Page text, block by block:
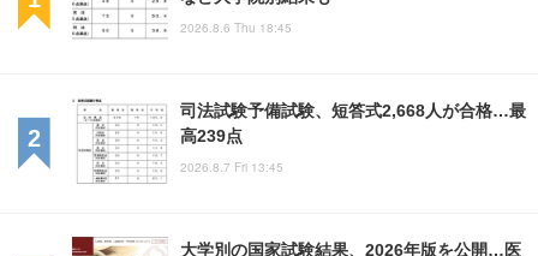
2026.8.6 Thu 18:45
司法試験予備試験、短答式2,668人が合格…最
高239点
2026.8.7 Fri 13:45
大学別の国家試験結果、2026年版を公開…医